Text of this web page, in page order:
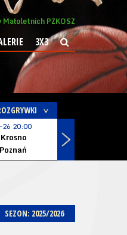
PZKOSZ
3X3
20:00
---
SEZON: 2025/2026